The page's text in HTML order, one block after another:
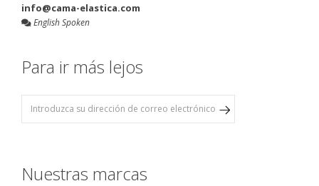
info@cama-elastica.com
English Spoken
Para ir más lejos
Nuestras marcas